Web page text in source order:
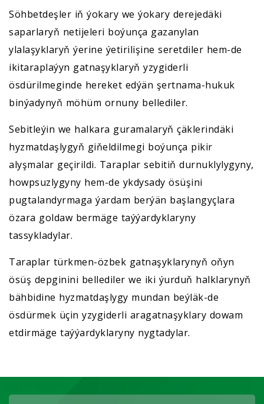
Söhbetdeşler iň ýokary we ýokary derejedäki
saparlaryň netijeleri boýunça gazanylan
ylalaşyklaryň ýerine ýetirilişine seretdiler hem-de
ikitaraplaýyn gatnaşyklaryň yzygiderli
ösdürilmeginde hereket edýän şertnama-hukuk
binýadynyň möhüm ornuny bellediler.
Sebitleýin we halkara guramalaryň çäklerindäki
hyzmatdaşlygyň giňeldilmegi boýunça pikir
alyşmalar geçirildi. Taraplar sebitiň durnuklylygyny,
howpsuzlygyny hem-de ykdysady ösüşini
pugtalandyrmaga ýardam berýän başlangyçlara
özara goldaw bermäge taýýardyklaryny
tassykladylar.
Taraplar türkmen-özbek gatnaşyklarynyň oňyn
ösüş depginini bellediler we iki ýurduň halklarynyň
bähbidine hyzmatdaşlygy mundan beýläk-de
ösdürmek üçin yzygiderli aragatnaşyklary dowam
etdirmäge taýýardyklaryny nygtadylar.